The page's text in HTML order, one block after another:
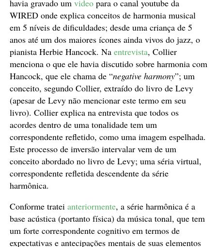
havia gravado um video para o canal youtube da
WIRED onde explica conceitos de harmonia musical
em 5 níveis de dificuldades; desde uma criança de 5
anos até um dos maiores ícones ainda vivos do jazz, o
pianista Herbie Hancock. Na entrevista, Collier
menciona o que ele havia discutido sobre harmonia com
Hancock, que ele chama de “negative harmony”; um
conceito, segundo Collier, extraído do livro de Levy
(apesar de Levy não mencionar este termo em seu
livro). Collier explica na entrevista que todos os
acordes dentro de uma tonalidade tem um
correspondente refletido, como uma imagem espelhada.
Este processo de inversão intervalar vem de um
conceito abordado no livro de Levy; uma séria virtual,
correspondente refletida descendente da série
harmônica.
Conforme tratei anteriormente, a série harmônica é a
base acústica (portanto física) da música tonal, que tem
um forte correspondente cognitivo em termos de
expectativas e antecipações mentais de suas elementos